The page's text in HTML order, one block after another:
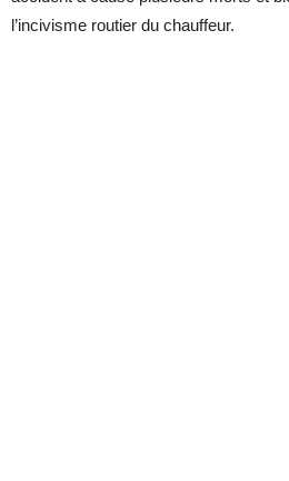
l’incivisme routier du chauffeur.